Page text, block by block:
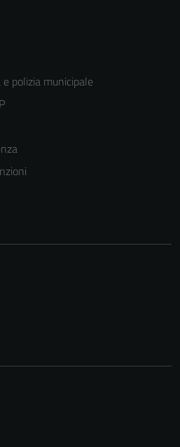
e polizia municipale